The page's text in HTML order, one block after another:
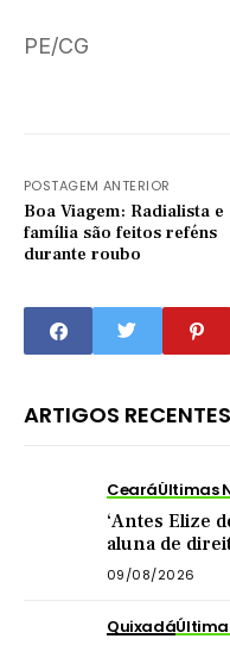
PE/CG
POSTAGEM ANTERIOR
Boa Viagem: Radialista e
família são feitos reféns
durante roubo
ARTIGOS RECENTES
CearáÚltimas
‘Antes Elize
aluna de
nas redes
09/08/2026
Quixadá